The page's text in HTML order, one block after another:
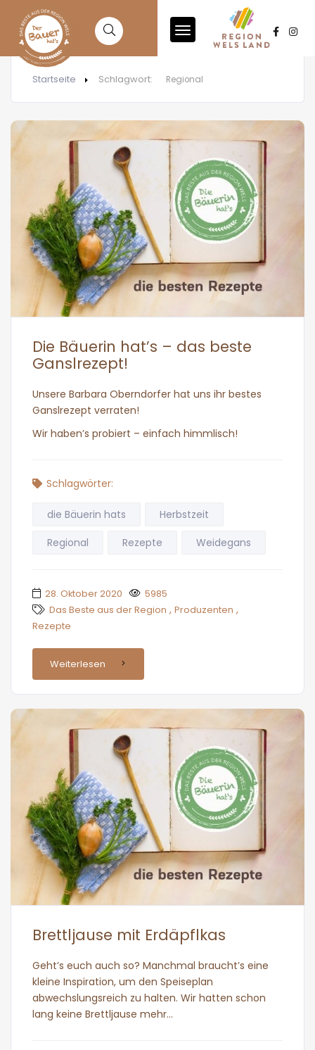
Startseite Schlagwort: Regional
Die Bäuerin hat’s – das beste
Ganslrezept!
Unsere Barbara Oberndorfer hat uns ihr bestes
Ganslrezept verraten!
Wir haben’s probiert – einfach himmlisch!
Schlagwörter:
die Bäuerin hats
Herbstzeit
Regional
Rezepte Weidegans
28. Oktober 2020
5985
Das Beste aus der Region , Produzenten ,
Rezepte
Weiterlesen
Brettljause mit Erdäpflkas
Geht’s euch auch so? Manchmal braucht’s eine
kleine Inspiration, um den Speiseplan
abwechslungsreich zu halten. Wir hatten schon
lang keine Brettljause mehr…